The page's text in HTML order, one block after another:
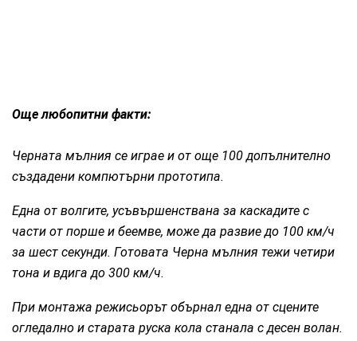
Още любопитни факти:
Черната мълния се играе и от още 100 допълнително
създадени компютърни прототипа.
Една от волгите, усъвършенствана за каскадите с
части от порше и беемве, може да развие до 100 км/ч
за шест секунди. Готовата Черна мълния тежи четири
тона и вдига до 300 км/ч.
При монтажа режисьорът обърнал една от сцените
огледално и старата руска кола станала с десен волан.